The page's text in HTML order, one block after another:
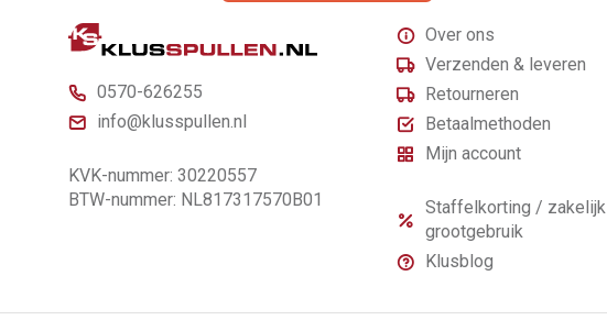
0570-626255
info@klusspullen.nl
KVK-nummer: 30220557
BTW-nummer: NL817317570B01
Over ons
Verzenden & leveren
Retourneren
Betaalmethoden
Mijn account
Staffelkorting / zakelijk
grootgebruik
Klusblog